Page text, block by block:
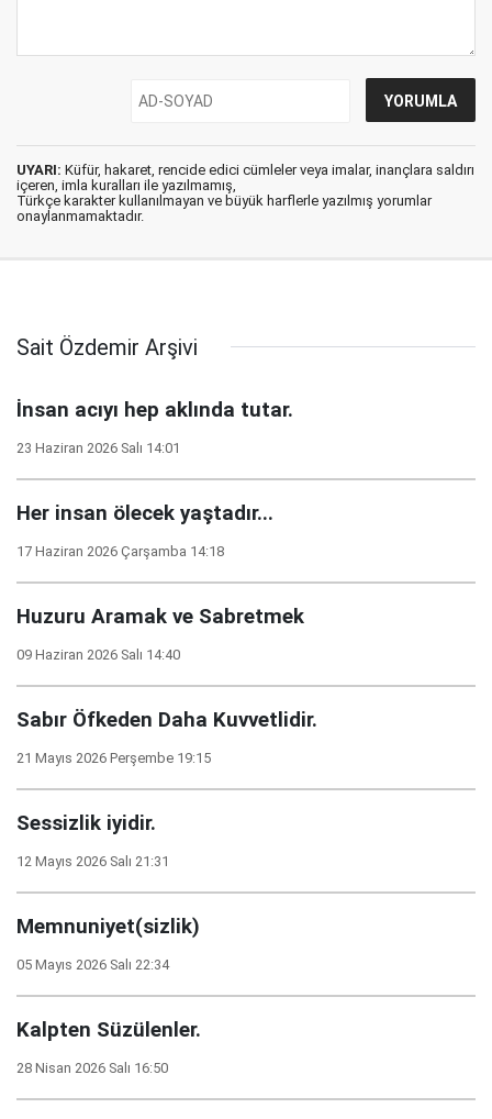
UYARI: Küfür, hakaret, rencide edici cümleler veya imalar, inançlara saldırı
içeren, imla kuralları ile yazılmamış,
Türkçe karakter kullanılmayan ve büyük harflerle yazılmış yorumlar
onaylanmamaktadır.
Sait Özdemir Arşivi
İnsan acıyı hep aklında tutar.
23 Haziran 2026 Salı 14:01
Her insan ölecek yaştadır...
17 Haziran 2026 Çarşamba 14:18
Huzuru Aramak ve Sabretmek
09 Haziran 2026 Salı 14:40
Sabır Öfkeden Daha Kuvvetlidir.
21 Mayıs 2026 Perşembe 19:15
Sessizlik iyidir.
12 Mayıs 2026 Salı 21:31
Memnuniyet(sizlik)
05 Mayıs 2026 Salı 22:34
Kalpten Süzülenler.
28 Nisan 2026 Salı 16:50